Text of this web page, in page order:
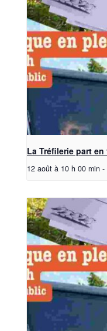
La Tréfilerie part
12 août à 10 h 00 min -